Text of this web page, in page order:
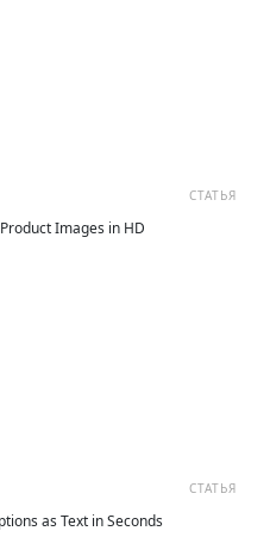
СТАТЬЯ
Images in HD
СТАТЬЯ
as Text in Seconds